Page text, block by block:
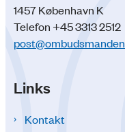
1457 København K
Telefon +45 3313 2512
Links
Kontakt